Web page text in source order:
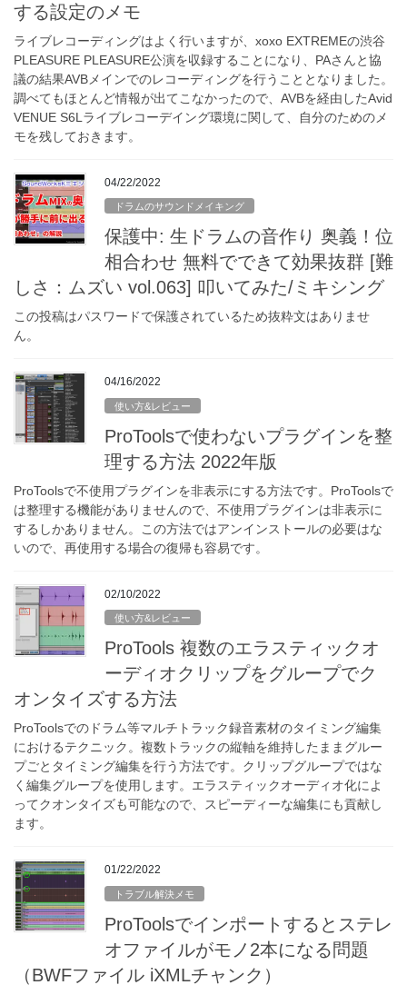
する設定のメモ
ライブレコーディングはよく行いますが、xoxo EXTREMEの渋谷
PLEASURE PLEASURE公演を収録することになり、PAさんと協
議の結果AVBメインでのレコーディングを行うこととなりました。
調べてもほとんど情報が出てこなかったので、AVBを経由したAvid
VENUE S6Lライブレコーデイング環境に関して、自分のためのメ
モを残しておきます。
04/22/2022
ドラムのサウンドメイキング
保護中: 生ドラムの音作り 奥義！位
相合わせ 無料でできて効果抜群 [難
しさ：ムズい vol.063] 叩いてみた/ミキシング
この投稿はパスワードで保護されているため抜粋文はありませ
ん。
04/16/2022
使い方&レビュー
ProToolsで使わないプラグインを整
理する方法 2022年版
ProToolsで不使用プラグインを非表示にする方法です。ProToolsで
は整理する機能がありませんので、不使用プラグインは非表示に
するしかありません。この方法ではアンインストールの必要はな
いので、再使用する場合の復帰も容易です。
02/10/2022
使い方&レビュー
ProTools 複数のエラスティックオ
ーディオクリップをグループでク
オンタイズする方法
ProToolsでのドラム等マルチトラック録音素材のタイミング編集
におけるテクニック。複数トラックの縦軸を維持したままグルー
プごとタイミング編集を行う方法です。クリップグループではな
く編集グループを使用します。エラスティックオーディオ化によ
ってクオンタイズも可能なので、スピーディーな編集にも貢献し
ます。
01/22/2022
トラブル解決メモ
ProToolsでインポートするとステレ
オファイルがモノ2本になる問題
（BWFファイル iXMLチャンク）